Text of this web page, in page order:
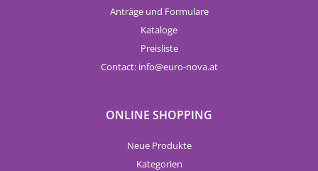
Anträge und Formulare
Kataloge
Preisliste
Contact: info euro-nova.at
ONLINE SHOPPING
Neue Produkte
Kategorien